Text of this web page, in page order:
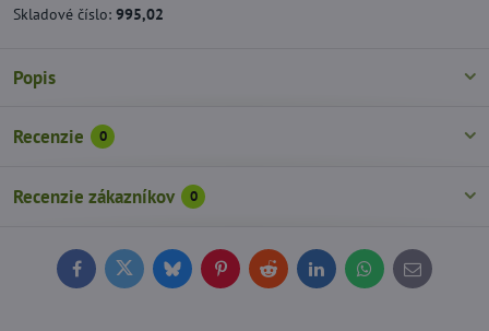
Skladové číslo: 995,02
Popis
Recenzie 0
Recenzie zákazníkov 0
FacebookTwitterBlueskyPinterestReddit LinkedInWhatsApp
E-
mail